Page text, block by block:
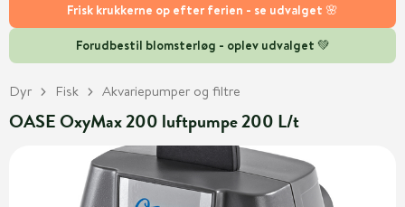
Frisk krukkerne op efter ferien - se udvalget 🌸
Forudbestil blomsterløg - oplev udvalget 💚
Dyr Fisk Akvariepumper og filtre
OASE OxyMax 200 luftpumpe 200 L/t